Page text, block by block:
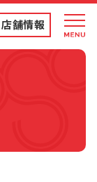
店舗情報